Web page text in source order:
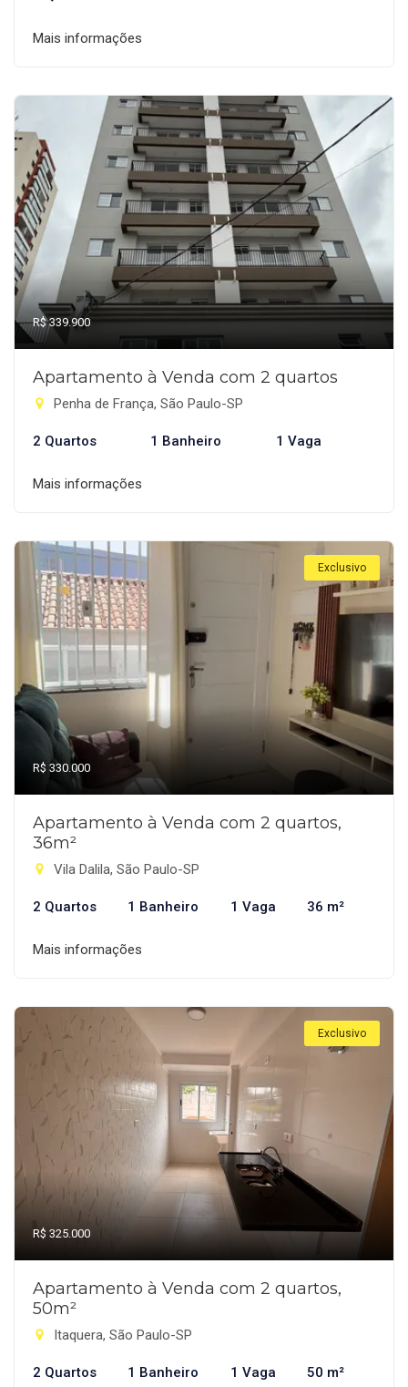
Mais informações
R$ 339.900
Apartamento à Venda com 2 quartos
Penha de França, São Paulo-SP
2 Quartos 1 Banheiro 1 Vaga
Mais informações
Exclusivo
R$ 330.000
Apartamento à Venda com 2 quartos,
36m²
Vila Dalila, São Paulo-SP
2 Quartos 1 Banheiro 1 Vaga 36 m²
Mais informações
Exclusivo
R$ 325.000
Apartamento à Venda com 2 quartos,
50m²
Itaquera, São Paulo-SP
2 Quartos 1 Banheiro 1 Vaga 50 m²